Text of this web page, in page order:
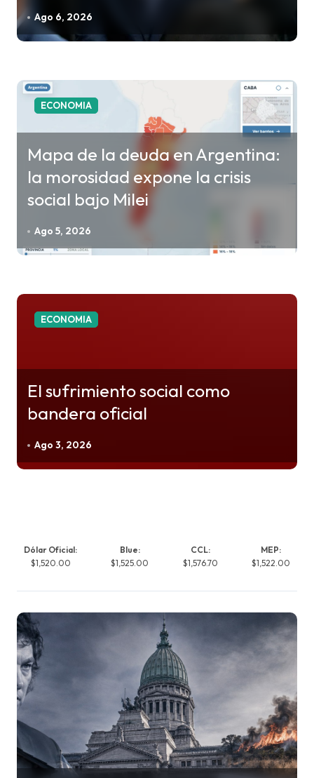
n
a
a
Ago 6, 2026
ECONOMIA
Mapa de la deuda en Argentina:
la morosidad expone la crisis
social bajo Milei
Ago 5, 2026
ECONOMIA
El sufrimiento social como
bandera oficial
Ago 3, 2026
Dólar Oficial:
$1,520.00
Blue:
$1,525.00
CCL:
$1,576.70
MEP:
$1,522.00